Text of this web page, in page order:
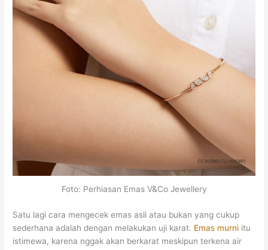
Foto: Perhiasan Emas V&Co Jewellery
Satu lagi cara mengecek emas asli atau bukan yang cukup
sederhana adalah dengan melakukan uji karat. Emas murni itu
istimewa, karena nggak akan berkarat meskipun terkena air